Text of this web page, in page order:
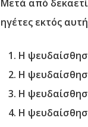
Μετά από
ηγέτες εκτός
Η
Η
Η
Η